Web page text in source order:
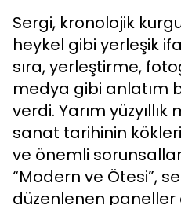
Sergi, kronolojik
heykel gibi yerleşik
sıra, yerleştirme,
medya gibi anlatım
verdi. Yarım
sanat tarihinin
ve önemli
“Modern ve Ötesi”,
düzenlenen paneller